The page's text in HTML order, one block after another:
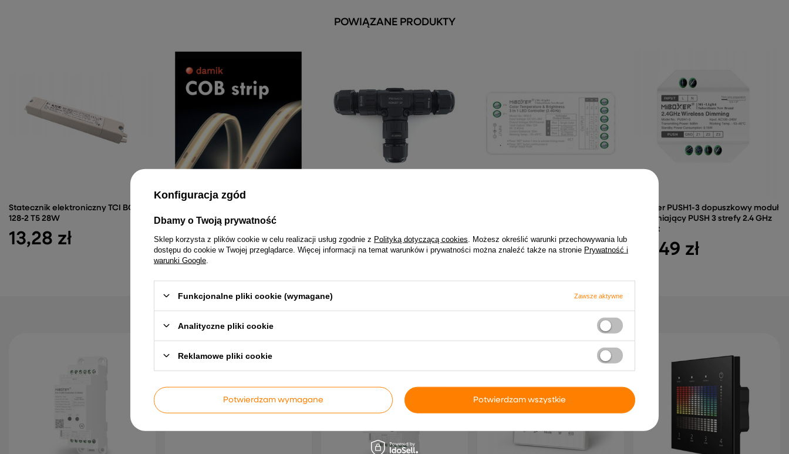
POWIĄZANE PRODUKTY
Statecznik elektroniczny TCI BCC
128-2 T5 28W
13,28 zł
320led-m BARWA BIAŁA CIEPŁA
8,50 zł 17,90 zł 49,99 zł
MiBoxer PUSH1-3 dopuszkowy moduł
ściemniający PUSH 3 strefy 2.4 GHz
Milight
26,49 zł
Konfiguracja zgód
Dbamy o Twoją prywatność
Sklep korzysta z plików cookie w celu realizacji usług zgodnie z Polityką dotyczącą cookies . Możesz określić warunki przechowywania lub
dostępu do cookie w Twojej przeglądarce. Więcej informacji na temat warunków i prywatności można znaleźć także na stronie Prywatność i
warunki Google
Funkcjonalne pliki cookie (wymagane) Zawsze aktywne
Analityczne pliki cookie
Reklamowe pliki cookie
Potwierdzam wymagane Potwierdzam wszystkie